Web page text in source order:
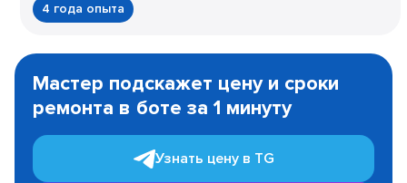
4 года опыта
1
Мастер подскажет цену и сроки
ремонта в боте за 1 минуту
Узнать цену в TG